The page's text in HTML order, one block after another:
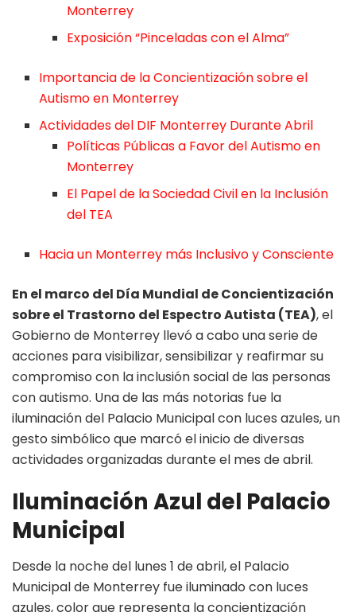
Monterrey
Exposición “Pinceladas con el Alma”
Importancia de la Concientización sobre el
Autismo en Monterrey
Actividades del DIF Monterrey Durante Abril
Políticas Públicas a Favor del Autismo en
Monterrey
El Papel de la Sociedad Civil en la Inclusión
del TEA
Hacia un Monterrey más Inclusivo y Consciente
En el marco del Día Mundial de Concientización
sobre el Trastorno del Espectro Autista (TEA), el
Gobierno de Monterrey llevó a cabo una serie de
acciones para visibilizar, sensibilizar y reafirmar su
compromiso con la inclusión social de las personas
con autismo. Una de las más notorias fue la
iluminación del Palacio Municipal con luces azules, un
gesto simbólico que marcó el inicio de diversas
actividades organizadas durante el mes de abril.
Iluminación Azul del Palacio
Municipal
Desde la noche del lunes 1 de abril, el Palacio
Municipal de Monterrey fue iluminado con luces
azules, color que representa la concientización